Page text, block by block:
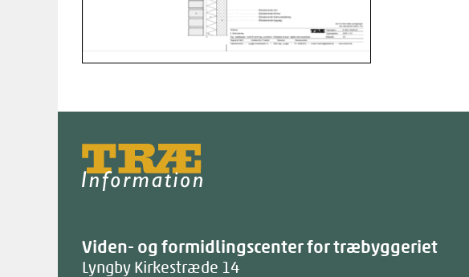
Træinfo
Viden- og formidlingscenter for træbyggeriet
Lyngby Kirkestræde 14